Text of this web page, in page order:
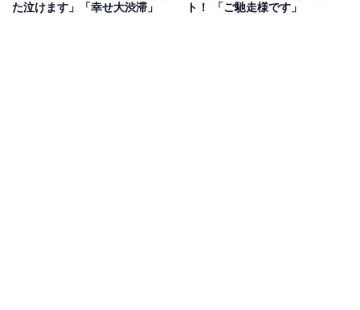
た泣けます」「幸せ大渋滞」
ト！ 「ご馳走様です」